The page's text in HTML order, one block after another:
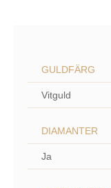
GULDFÄRG
Vitguld
DIAMANTER
Ja